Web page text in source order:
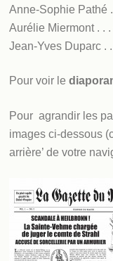
Anne­-Sophie Pathé
Aurélie Miermont . .
Jean­-Yves Duparc .
Pour voir le
Pour agrandir les
images ci-dessous
arrière’ de votre